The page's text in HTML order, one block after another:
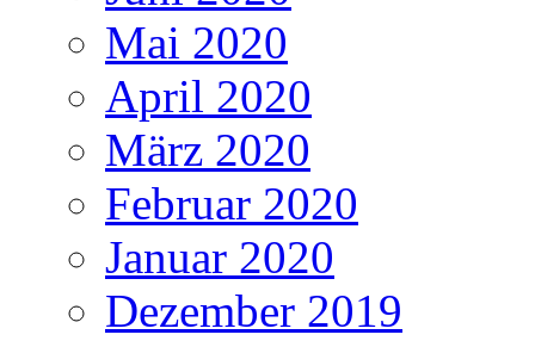
Mai 2020
April 2020
März 2020
Februar 2020
Januar 2020
Dezember 2019